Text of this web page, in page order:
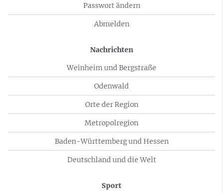
Passwort ändern
Abmelden
Nachrichten
Weinheim und Bergstraße
Odenwald
Orte der Region
Metropolregion
Baden-Württemberg und Hessen
Deutschland und die Welt
Sport